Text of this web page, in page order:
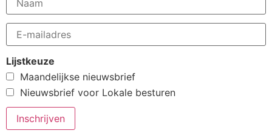
Lijstkeuze
Maandelijkse nieuwsbrief
Nieuwsbrief voor Lokale besturen